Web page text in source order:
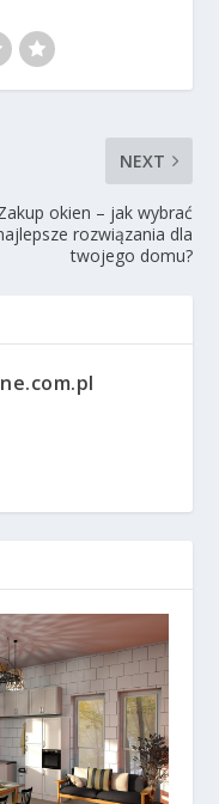
NEXT
okien – jak wybrać
rozwiązania dla
twojego domu?